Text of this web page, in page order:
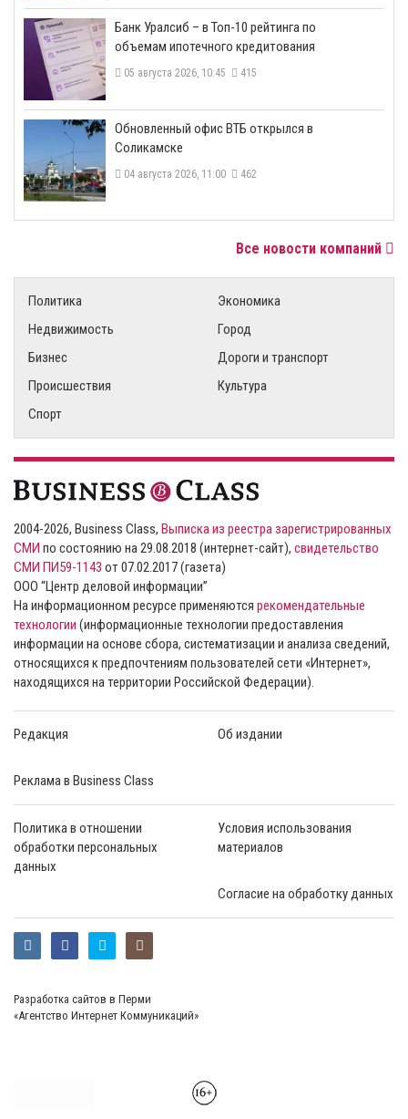
​Банк Уралсиб – в Топ-10 рейтинга по
объемам ипотечного кредитования
05 августа 2026, 10:45 415
​Обновленный офис ВТБ открылся в
Соликамске
04 августа 2026, 11:00 462
Все новости компаний
Политика
Экономика
Недвижимость
Город
Бизнес
Дороги и транспорт
Происшествия
Культура
Спорт
2004-2026, Business Class, Выписка из реестра зарегистрированных
СМИ по состоянию на 29.08.2018 (интернет-сайт), свидетельство
СМИ ПИ59-1143 от 07.02.2017 (газета)
ООО “Центр деловой информации”
На информационном ресурсе применяются рекомендательные
технологии (информационные технологии предоставления
информации на основе сбора, систематизации и анализа сведений,
относящихся к предпочтениям пользователей сети «Интернет»,
находящихся на территории Российской Федерации).
Редакция Об издании
Реклама в Business Class
Политика в отношении
обработки персональных
данных
Условия использования
материалов
Согласие на обработку данных
Разработка сайтов в Перми
«Агентство Интернет Коммуникаций»